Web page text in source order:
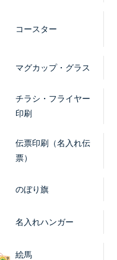
コースター
マグカップ・グラス
チラシ・フライヤー
印刷
伝票印刷（名入れ伝
票）
のぼり旗
名入れハンガー
絵馬